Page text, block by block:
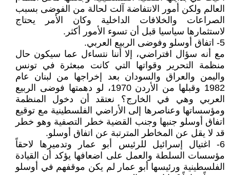
العالم ولكن أمور الانتفاضة آلت لحالة من الفوضى بسبب
الصراعات والخلافات الداخلية وكان الأمر يحتاج
لاستثمارها سياسيا قبل أن تسوء الأمور أكثر.
5- اتفاق أوسلو وفوضى الربيع العربي.
مع أنه سؤال افتراضي، إلا أننا نتساءل عما سيكون حال
منظمة التحرير وقواتها التي كانت مبعثرة في تونس
واليمن والعراق والسودان بعد إخراجها من لبنان عام
1982 وقبلها من الأردن 1970، لو دهمتها فوضى الربيع
العربي وهي في الخارج؟ نعتقد أن دخول المنظمة
ومؤسساتها وعناصرها إلى الأراضي الفلسطينية مع توقيع
اتفاق أوسلو جنبها وجنب القضية خطر التصفية وهو خطر
قد لا يقل عن المخاطر المترتبة عن اتفاق أوسلو.
6- اغتيال إسرائيل للرئيس أبو عمار وتدميرها لاحقاً
مؤسسات السلطة والعمل على اضعافها يؤكد أن القيادة
الفلسطينية ورئيسها أبو عمار لم يكن موقفهم في أوسلو